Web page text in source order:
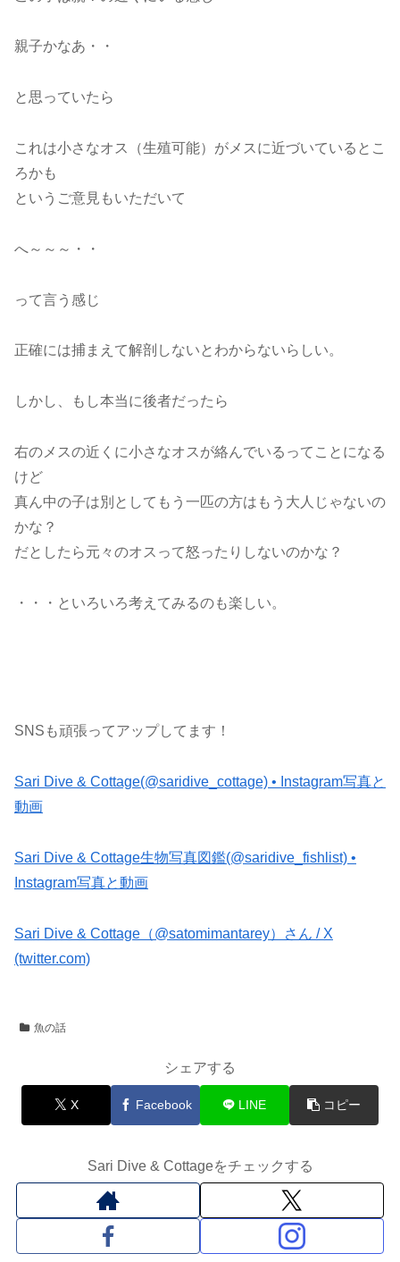
親子かなあ・・
と思っていたら
これは小さなオス（生殖可能）がメスに近づいているとこ
ろかも
というご意見もいただいて
へ～～～・・
って言う感じ
正確には捕まえて解剖しないとわからないらしい。
しかし、もし本当に後者だったら
右のメスの近くに小さなオスが絡んでいるってことになる
けど
真ん中の子は別としてもう一匹の方はもう大人じゃないの
かな？
だとしたら元々のオスって怒ったりしないのかな？
・・・といろいろ考えてみるのも楽しい。
SNSも頑張ってアップしてます！
Sari Dive & Cottage(@saridive_cottage) • Instagram写真と
動画
Sari Dive & Cottage生物写真図鑑(@saridive_fishlist) •
Instagram写真と動画
Sari Dive & Cottage（@satomimantarey）さん / X
(twitter.com)
魚の話
シェアする
X Facebook LINE コピー
Sari Dive & Cottageをチェックする